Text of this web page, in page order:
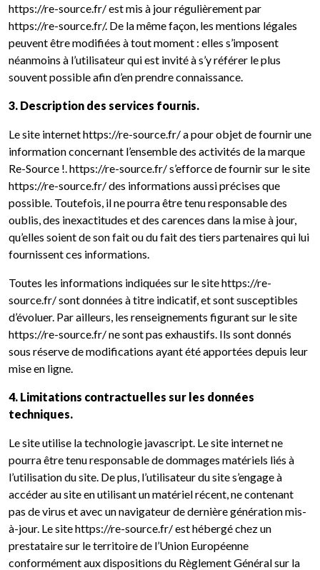
https://re-source.fr/ est mis à jour régulièrement par
https://re-source.fr/. De la même façon, les mentions légales
peuvent être modifiées à tout moment : elles s’imposent
néanmoins à l’utilisateur qui est invité à s’y référer le plus
souvent possible afin d’en prendre connaissance.
3. Description des services fournis.
Le site internet https://re-source.fr/ a pour objet de fournir une
information concernant l’ensemble des activités de la marque
Re-Source !. https://re-source.fr/ s’efforce de fournir sur le site
https://re-source.fr/ des informations aussi précises que
possible. Toutefois, il ne pourra être tenu responsable des
oublis, des inexactitudes et des carences dans la mise à jour,
qu’elles soient de son fait ou du fait des tiers partenaires qui lui
fournissent ces informations.
Toutes les informations indiquées sur le site https://re-
source.fr/ sont données à titre indicatif, et sont susceptibles
d’évoluer. Par ailleurs, les renseignements figurant sur le site
https://re-source.fr/ ne sont pas exhaustifs. Ils sont donnés
sous réserve de modifications ayant été apportées depuis leur
mise en ligne.
4. Limitations contractuelles sur les données
techniques.
Le site utilise la technologie javascript. Le site internet ne
pourra être tenu responsable de dommages matériels liés à
l’utilisation du site. De plus, l’utilisateur du site s’engage à
accéder au site en utilisant un matériel récent, ne contenant
pas de virus et avec un navigateur de dernière génération mis-
à-jour. Le site https://re-source.fr/ est hébergé chez un
prestataire sur le territoire de l’Union Européenne
conformément aux dispositions du Règlement Général sur la